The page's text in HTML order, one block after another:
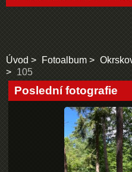
Úvod Fotoalbum
105
Poslední fotografie